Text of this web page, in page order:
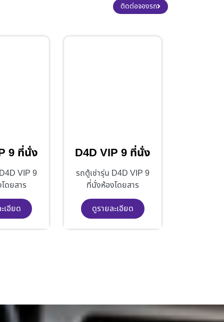
ติดต่อจองรถ
9 ที่นั่ง
VIP 9
ดยสาร
เอียด
D4D VIP 9 ที่นั่ง
รถตู้เช่ารุ่น D4D VIP 9
ที่นั่งห้องโดยสาร
ดูรายละเอียด